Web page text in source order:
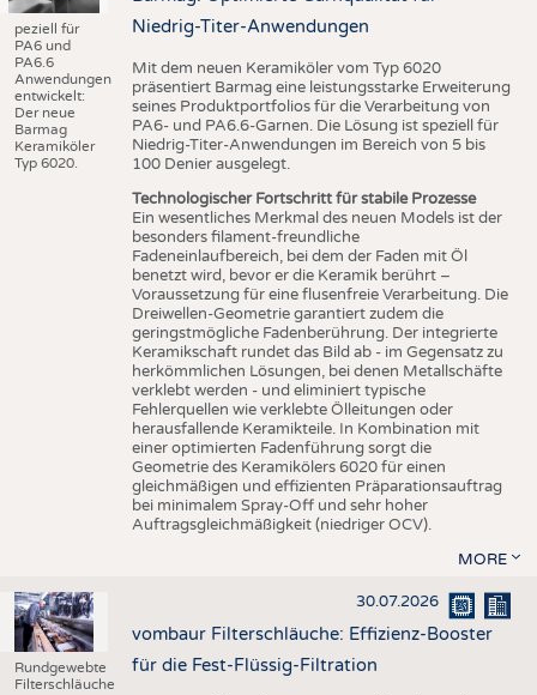
peziell für
PA6 und
PA6.6
Anwendungen
entwickelt:
Der neue
Barmag
Keramiköler
Typ 6020.
Niedrig-Titer-Anwendungen
Mit dem neuen Keramiköler vom Typ 6020
präsentiert Barmag eine leistungsstarke Erweiterung
seines Produktportfolios für die Verarbeitung von
PA6- und PA6.6-Garnen. Die Lösung ist speziell für
Niedrig-Titer-Anwendungen im Bereich von 5 bis
100 Denier ausgelegt.
Technologischer Fortschritt für stabile Prozesse
Ein wesentliches Merkmal des neuen Models ist der
besonders filament-freundliche
Fadeneinlaufbereich, bei dem der Faden mit Öl
benetzt wird, bevor er die Keramik berührt –
Voraussetzung für eine flusenfreie Verarbeitung. Die
Dreiwellen-Geometrie garantiert zudem die
geringstmögliche Fadenberührung. Der integrierte
Keramikschaft rundet das Bild ab - im Gegensatz zu
herkömmlichen Lösungen, bei denen Metallschäfte
verklebt werden - und eliminiert typische
Fehlerquellen wie verklebte Ölleitungen oder
herausfallende Keramikteile. In Kombination mit
einer optimierten Fadenführung sorgt die
Geometrie des Keramikölers 6020 für einen
gleichmäßigen und effizienten Präparationsauftrag
bei minimalem Spray-Off und sehr hoher
Auftragsgleichmäßigkeit (niedriger OCV).
MORE
Rundgewebte
Filterschläuche
30.07.2026
vombaur Filterschläuche: Effizienz-Booster
für die Fest-Flüssig-Filtration